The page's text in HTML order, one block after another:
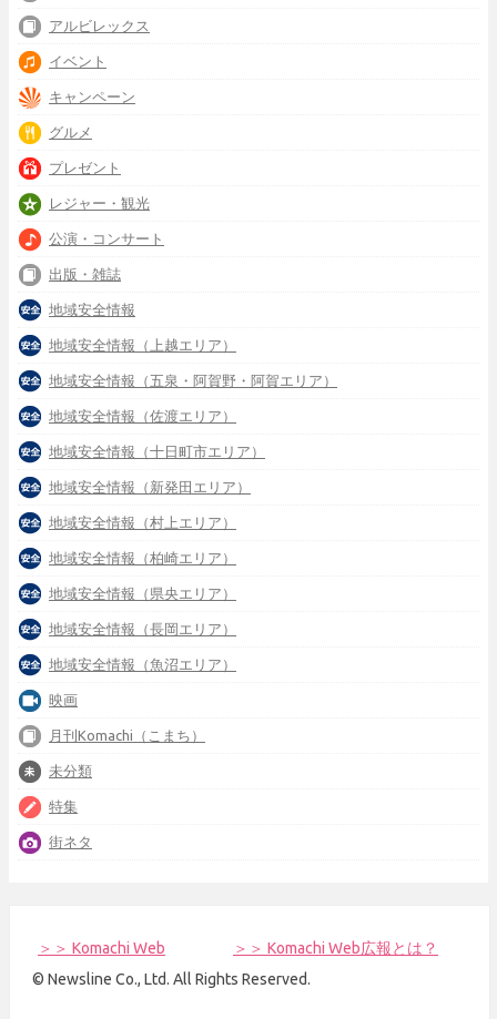
アルビレックス
イベント
キャンペーン
グルメ
プレゼント
レジャー・観光
公演・コンサート
出版・雑誌
地域安全情報
地域安全情報（上越エリア）
地域安全情報（五泉・阿賀野・阿賀エリア）
地域安全情報（佐渡エリア）
地域安全情報（十日町市エリア）
地域安全情報（新発田エリア）
地域安全情報（村上エリア）
地域安全情報（柏崎エリア）
地域安全情報（県央エリア）
地域安全情報（長岡エリア）
地域安全情報（魚沼エリア）
映画
月刊Komachi（こまち）
未分類
特集
街ネタ
＞＞ Komachi Web
＞＞ Komachi Web広報とは？
© Newsline Co., Ltd. All Rights Reserved.